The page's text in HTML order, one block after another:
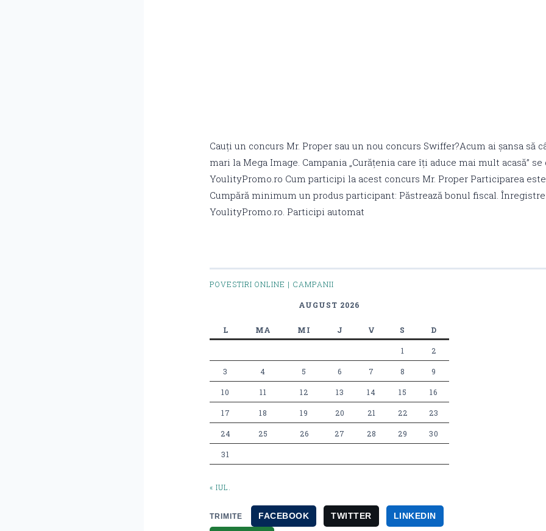
Cauți un concurs Mr. Proper sau un nou concurs Swiffer?Acum ai șansa să
mari la Mega Image. Campania „Curățenia care îți aduce mai mult acasă” se
YoulityPromo.ro Cum participi la acest concurs Mr. Proper Participarea
Cumpără minimum un produs participant: Păstrează bonul fiscal.
YoulityPromo.ro. Participi automat
POVESTIRI ONLINE | CAMPANII
AUGUST 2026
L MA MI J V S D
1 2
3 4 5 6 7 8 9
10 11 12 13 14 15 16
17 18 19 20 21 22 23
24 25 26 27 28 29 30
31
« IUL.
TRIMITE FACEBOOK TWITTER LINKEDIN